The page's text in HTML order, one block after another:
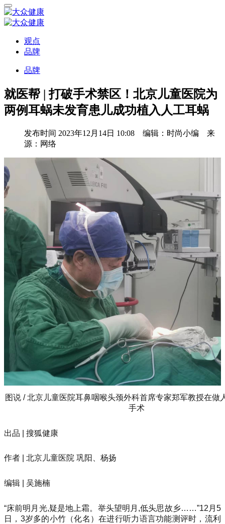
观点
品牌
品牌
就医帮 | 打破手术禁区！北京儿童医院为
两例耳蜗未发育患儿成功植入人工耳蜗
发布时间 2023年12月14日 10:08 编辑：时尚小编 来
源：网络
图说 / 北京儿童医院耳鼻咽喉头颈外科首席专家郑军教授在做
手术
出品 | 搜狐健康
作者 | 北京儿童医院 巩阳、杨扬
编辑 | 吴施楠
“床前明月光,疑是地上霜。举头望明月,低头思故乡……”12月5
日，3岁多的小竹（化名）在进行听力语言功能测评时，流利